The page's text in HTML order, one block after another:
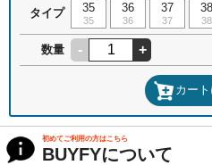
タイプ 35
35
36
36
37
37
38
38
数量 - +
カー
初めてご利用の方はこちら
BUYFYについて